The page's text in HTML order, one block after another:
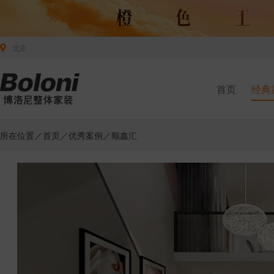
首页 经典
所在位置／首页 ／优秀案例 ／顺鑫汇